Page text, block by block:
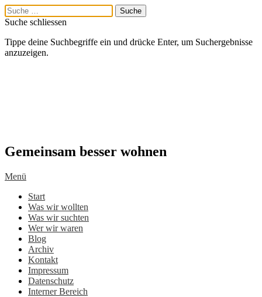
Suche schliessen
Tippe deine Suchbegriffe ein und drücke Enter, um Suchergebnisse
anzuzeigen.
Gemeinsam besser wohnen
Menü
Start
Was wir wollten
Was wir suchten
Wer wir waren
Blog
Archiv
Kontakt
Impressum
Datenschutz
Interner Bereich